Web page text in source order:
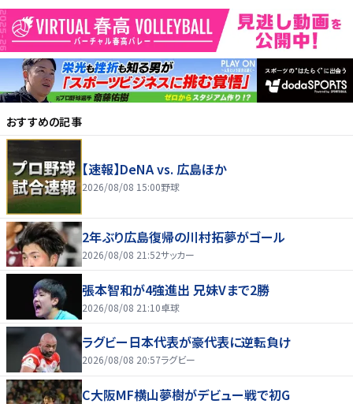
おすすめの記事
【速報】DeNA vs. 広島ほか
2026/08/08 15:00野球
2年ぶり広島復帰の川村拓夢がゴール
2026/08/08 21:52サッカー
張本智和が4強進出 兄妹Vまで2勝
2026/08/08 21:10卓球
ラグビー日本代表が豪代表に逆転負け
2026/08/08 20:57ラグビー
C大阪MF横山夢樹がデビュー戦で初G